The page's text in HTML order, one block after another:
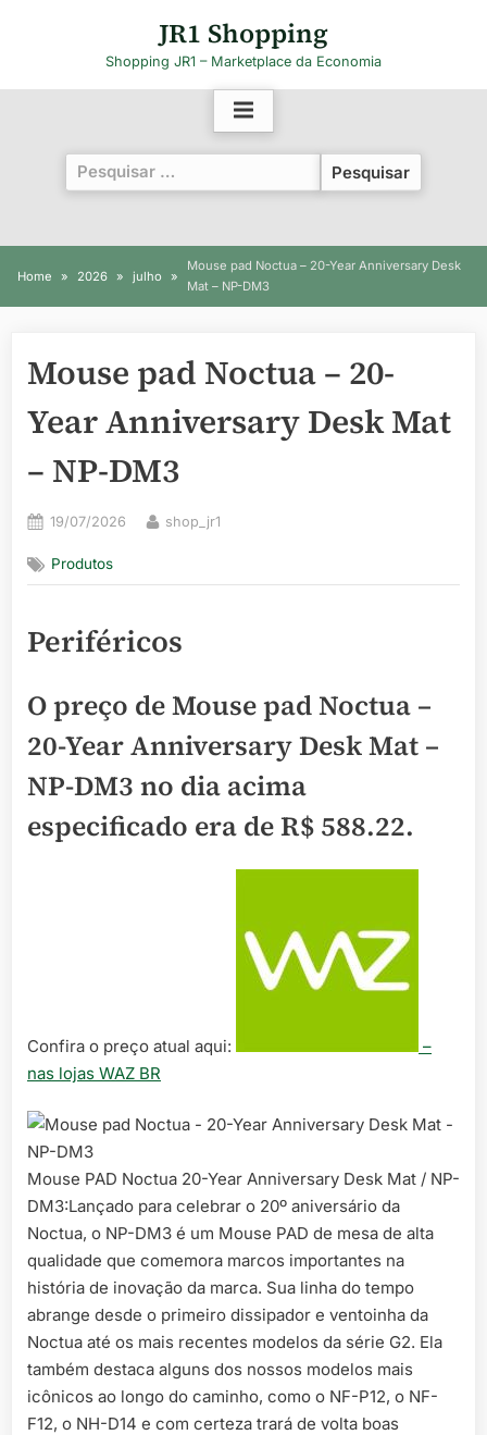
JR1 Shopping
Shopping JR1 – Marketplace da Economia
Pesquisar
por:
Home 2026 julho
Mouse pad Noctua – 20-Year Anniversary Desk
Mat – NP-DM3
Mouse pad Noctua – 20-
Year Anniversary Desk Mat
– NP-DM3
Posted
19/07/2026 By
shop_jr1
Produtos
Periféricos
O preço de Mouse pad Noctua –
20-Year Anniversary Desk Mat –
NP-DM3 no dia acima
especificado era deR$ 588.22.
Confira o preço atual aqui:
–
nas lojas WAZ BR
Mouse PAD Noctua 20-Year Anniversary Desk Mat / NP-
DM3:Lançado para celebrar o 20º aniversário da
Noctua, o NP-DM3 é um Mouse PAD de mesa de alta
qualidade que comemora marcos importantes na
história de inovação da marca. Sua linha do tempo
abrange desde o primeiro dissipador e ventoinha da
Noctua até os mais recentes modelos da série G2. Ela
também destaca alguns dos nossos modelos mais
icônicos ao longo do caminho, como o NF-P12, o NF-
F12, o NH-D14 e com certeza trará de volta boas